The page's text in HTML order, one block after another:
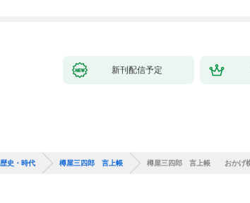
新刊配信予定
歴史・時代 樽屋三四郎 言上帳 樽屋三四郎 言上帳 おかげ